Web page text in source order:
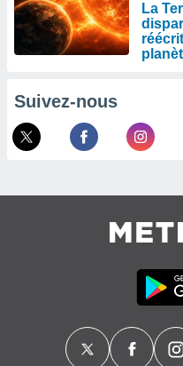
La
Suivez-nous